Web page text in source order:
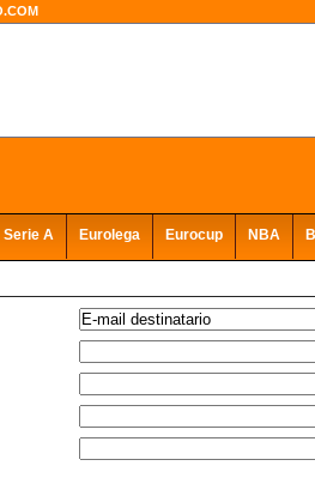
Serie A Eurolega Eurocup NBA